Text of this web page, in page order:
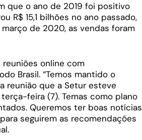
que o ano de 2019 foi positivo
R$ 15,1 bilhões no ano passado,
março de 2020, as vendas foram
online com
Brasil. “Temos mantido o
reunião que a Setur esteve
feira (7). Temas como plano
Queremos ter boas notícias
seguirem as recomendações